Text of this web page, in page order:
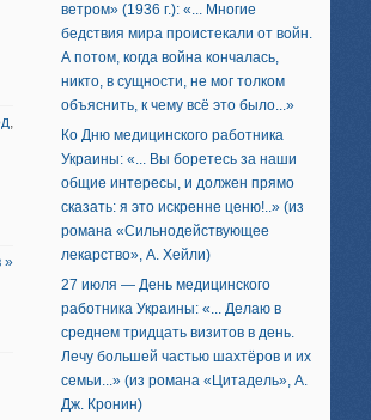
,
»
ветром» (1936 г.): «... Многие
бедствия мира проистекали от войн.
А потом, когда война кончалась,
никто, в сущности, не мог толком
объяснить, к чему всё это было...»
Ко Дню медицинского работника
Украины: «... Вы боретесь за наши
общие интересы, и должен прямо
сказать: я это искренне ценю!..» (из
романа «Сильнодействующее
лекарство», А. Хейли)
27 июля — День медицинского
работника Украины: «... Делаю в
среднем тридцать визитов в день.
Лечу большей частью шахтёров и их
семьи...» (из романа «Цитадель», А.
Дж. Кронин)